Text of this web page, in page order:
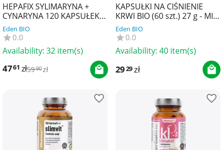
HEPAFIX SYLIMARYNA +
CYNARYNA 120 KAPSUŁEK -
SOUL FARM
Eden BIO
0.0
Availability: 32 item(s)
4761 zł5990 zł
KAPSUŁKI NA CIŚNIENIE
KRWI BIO (60 szt.) 27 g - MIR-
LEK (LUDOWE RECEPTURY)
Eden BIO
0.0
Availability: 40 item(s)
2929zł